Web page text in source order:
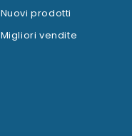
Nuovi prodotti
Migliori vendite